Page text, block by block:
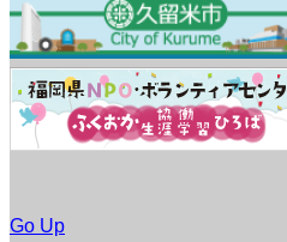
Go Up